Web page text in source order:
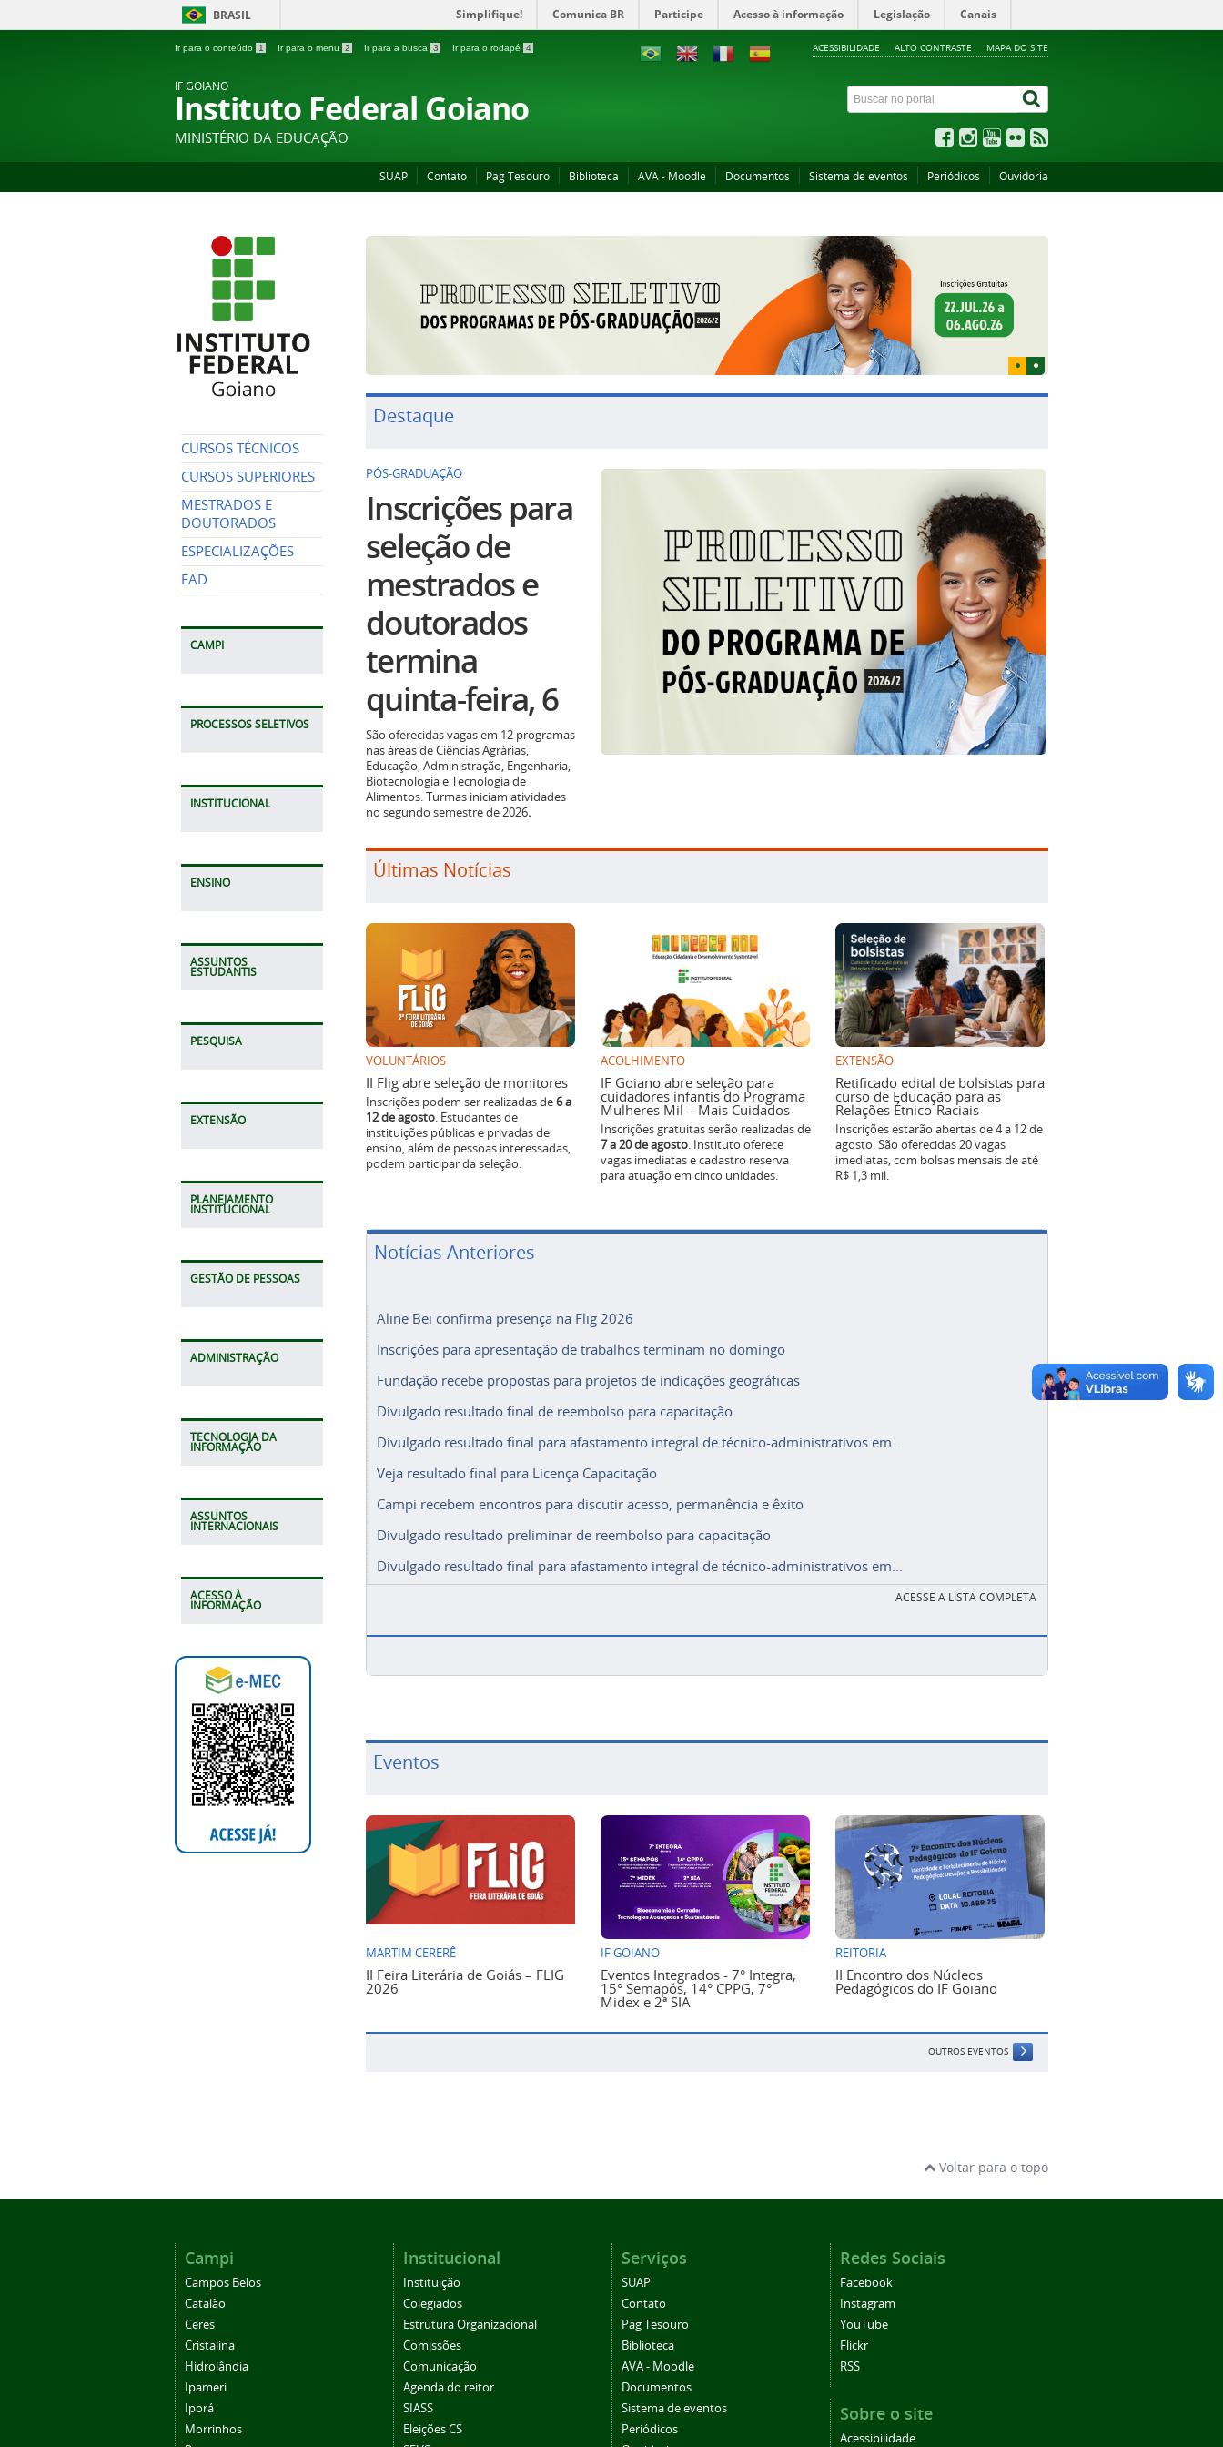
BRASIL Simplifique! Comunica BR Participe Acesso à informação Legislação Canais
Ir para o conteúdo 1 Ir para o menu 2 Ir para a busca 3 Ir para o rodapé 4 ACESSIBILIDADE ALTO CONTRASTE MAPA DO SITE
IF GOIANO
Instituto Federal Goiano
MINISTÉRIO DA EDUCAÇÃO
SUAP Contato Pag Tesouro Biblioteca AVA - Moodle Documentos Sistema de eventos Periódicos Ouvidoria
CURSOS TÉCNICOS
CURSOS SUPERIORES
MESTRADOS E
DOUTORADOS
ESPECIALIZAÇÕES
EAD
CAMPI
PROCESSOS SELETIVOS
INSTITUCIONAL
ENSINO
ASSUNTOS
ESTUDANTIS
PESQUISA
EXTENSÃO
PLANEJAMENTO
INSTITUCIONAL
GESTÃO DE PESSOAS
ADMINISTRAÇÃO
TECNOLOGIA DA
INFORMAÇÃO
ASSUNTOS
INTERNACIONAIS
ACESSO À
INFORMAÇÃO
Destaque
PÓS-GRADUAÇÃO
Inscrições para
seleção de
mestrados e
doutorados
termina
quinta-feira, 6
São oferecidas vagas em 12 programas
nas áreas de Ciências Agrárias,
Educação, Administração, Engenharia,
Biotecnologia e Tecnologia de
Alimentos. Turmas iniciam atividades
no segundo semestre de 2026.
Últimas Notícias
VOLUNTÁRIOS
II Flig abre seleção de monitores
Inscrições podem ser realizadas de6 a
12 de agosto. Estudantes de
instituições públicas e privadas de
ensino, além de pessoas interessadas,
podem participar da seleção.
ACOLHIMENTO
IF Goiano abre seleção para
cuidadores infantis do Programa
Mulheres Mil – Mais Cuidados
Inscrições gratuitas serão realizadas de
7 a 20 de agosto. Instituto oferece
vagas imediatas e cadastro reserva
para atuação em cinco unidades.
EXTENSÃO
Retificado edital de bolsistas para
curso de Educação para as
Relações Étnico-Raciais
Inscrições estarão abertas de 4 a 12 de
agosto. São oferecidas 20 vagas
imediatas, com bolsas mensais de até
R$ 1,3 mil.
Notícias Anteriores
Aline Bei confirma presença na Flig 2026
Inscrições para apresentação de trabalhos terminam no domingo
Fundação recebe propostas para projetos de indicações geográficas
Divulgado resultado final de reembolso para capacitação
Divulgado resultado final para afastamento integral de técnico-administrativos em...
Veja resultado final para Licença Capacitação
Campi recebem encontros para discutir acesso, permanência e êxito
Divulgado resultado preliminar de reembolso para capacitação
Divulgado resultado final para afastamento integral de técnico-administrativos em...
ACESSE A LISTA COMPLETA
Eventos
MARTIM CERERÊ
II Feira Literária de Goiás – FLIG
2026
IF GOIANO
Eventos Integrados - 7° Integra,
15° Semapós, 14° CPPG, 7°
Midex e 2ª SIA
REITORIA
II Encontro dos Núcleos
Pedagógicos do IF Goiano
OUTROS EVENTOS
Voltar para o topo
Campi
Campos Belos
Catalão
Ceres
Cristalina
Hidrolândia
Ipameri
Iporá
Morrinhos
Institucional
Instituição
Colegiados
Estrutura Organizacional
Comissões
Comunicação
Agenda do reitor
SIASS
Eleições CS
Serviços
SUAP
Contato
Pag Tesouro
Biblioteca
AVA - Moodle
Documentos
Sistema de eventos
Periódicos
Redes Sociais
Facebook
Instagram
YouTube
Flickr
RSS
Sobre o site
Acessibilidade